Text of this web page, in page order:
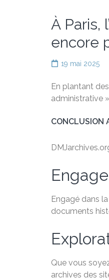
À Paris,
encore
19 mai 2025
En plantant
administrative
CONCLUSION
Engagé dans
documents
Que vous
archives des